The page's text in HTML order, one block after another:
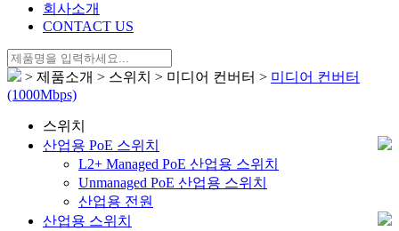
회사소개
CONTACT US
> 제품소개 > 스위치 > 미디어 컨버터 > 미디어 컨버터
(1000Mbps)
스위치
산업용 PoE 스위치
L2+ Managed PoE 산업용 스위치
Unmanaged PoE 산업용 스위치
산업용 전원
산업용 스위치